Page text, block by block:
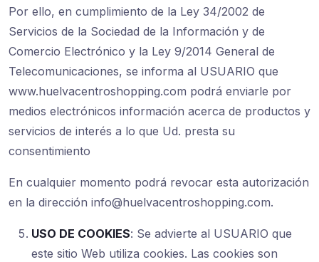
Por ello, en cumplimiento de la Ley 34/2002 de
Servicios de la Sociedad de la Información y de
Comercio Electrónico y la Ley 9/2014 General de
Telecomunicaciones, se informa al USUARIO que
www.huelvacentroshopping.com podrá enviarle por
medios electrónicos información acerca de productos y
servicios de interés a lo que Ud. presta su
consentimiento
En cualquier momento podrá revocar esta autorización
en la dirección info@huelvacentroshopping.com.
USO DE COOKIES: Se advierte al USUARIO que
este sitio Web utiliza cookies. Las cookies son